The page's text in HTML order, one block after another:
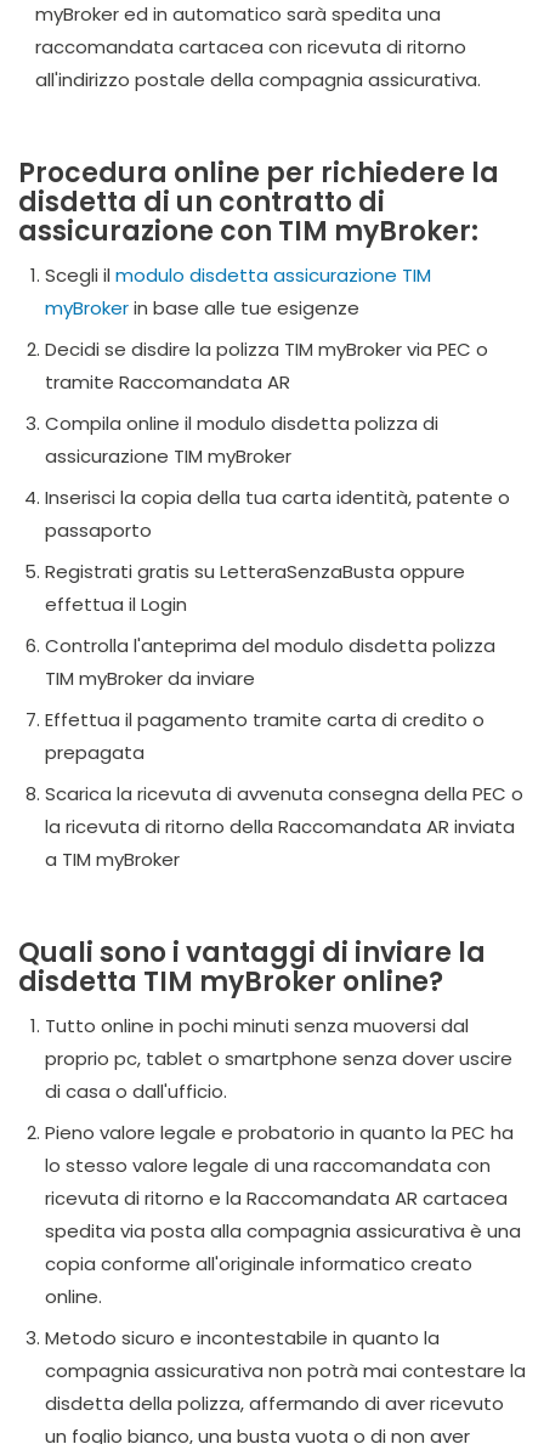
myBroker ed in automatico sarà spedita una
raccomandata cartacea con ricevuta di ritorno
all'indirizzo postale della compagnia assicurativa.
Procedura online per richiedere la
disdetta di un contratto di
assicurazione con TIM myBroker:
Scegli il modulo disdetta assicurazione TIM
myBrokerin base alle tue esigenze
Decidi se disdire la polizza TIM myBroker via PEC o
tramite Raccomandata AR
Compila online il modulo disdetta polizza di
assicurazione TIM myBroker
Inserisci la copia della tua carta identità, patente o
passaporto
Registrati gratis su LetteraSenzaBusta oppure
effettua il Login
Controlla l'anteprima del modulo disdetta polizza
TIM myBroker da inviare
Effettua il pagamento tramite carta di credito o
prepagata
Scarica la ricevuta di avvenuta consegna della PEC o
la ricevuta di ritorno della Raccomandata AR inviata
a TIM myBroker
Quali sono i vantaggi di inviare la
disdetta TIM myBroker online?
Tutto online in pochi minuti senza muoversi dal
proprio pc, tablet o smartphone senza dover uscire
di casa o dall'ufficio.
Pieno valore legale e probatorio in quanto la PEC ha
lo stesso valore legale di una raccomandata con
ricevuta di ritorno e la Raccomandata AR cartacea
spedita via posta alla compagnia assicurativa è una
copia conforme all'originale informatico creato
online.
Metodo sicuro e incontestabile in quanto la
compagnia assicurativa non potrà mai contestare la
disdetta della polizza, affermando di aver ricevuto
un foglio bianco, una busta vuota o di non aver